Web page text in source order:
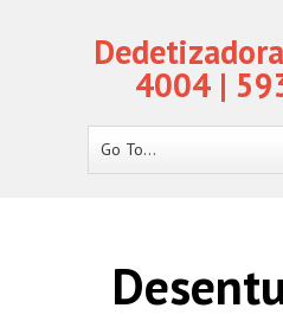
4004 |
Go To...